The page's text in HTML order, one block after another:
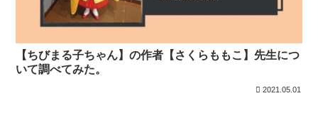
【ちびまる子ちゃん】の作者【さくらももこ】先生につ
いて調べてみた。
2021.05.01